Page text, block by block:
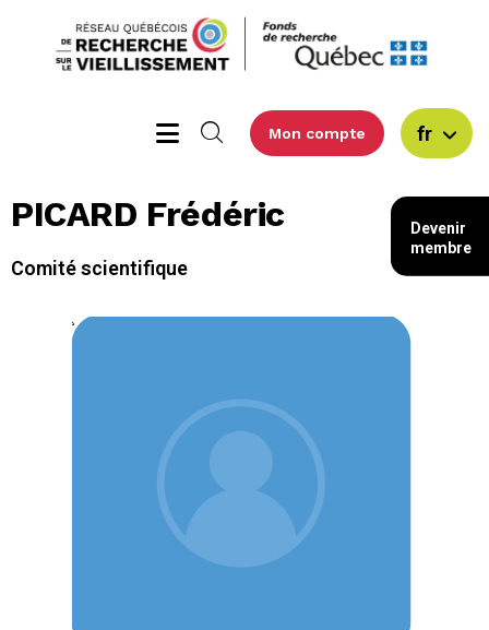
Mon compte fr
PICARD Frédéric
Comité scientifique
Devenir
membre